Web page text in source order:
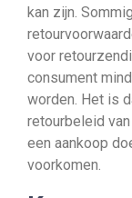
kan zijn.
voor
consument
worden. Het is
retourbeleid
een aankoop
voorkomen.